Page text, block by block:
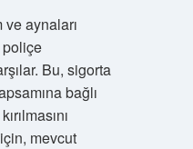
ve aynaları
poliçe
Bu, sigorta
bağlı
mevcut